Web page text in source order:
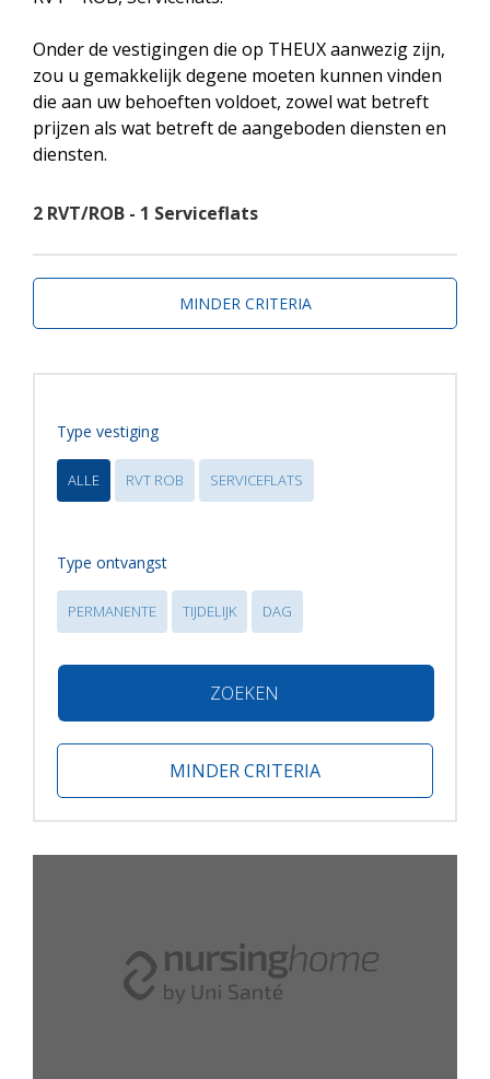
Onder de vestigingen die op THEUX aanwezig zijn,
zou u gemakkelijk degene moeten kunnen vinden
die aan uw behoeften voldoet, zowel wat betreft
prijzen als wat betreft de aangeboden diensten en
diensten.
2 RVT/ROB - 1 Serviceflats
MINDER CRITERIA
Type vestiging
ALLE RVT ROB SERVICEFLATS
Type ontvangst
PERMANENTE TIJDELIJK DAG
ZOEKEN
MINDER CRITERIA